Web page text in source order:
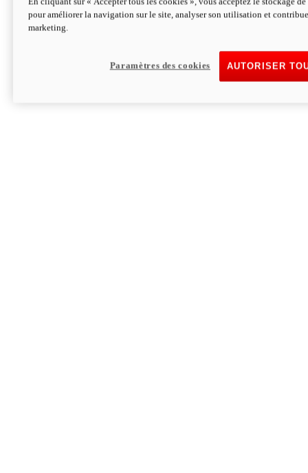
Hypermotard V2 SP 100
Découvrez-le
pour améliorer la navigation sur le site, analyser son utilisation et
marketing.
AUTORISER
Paramètres des cookies